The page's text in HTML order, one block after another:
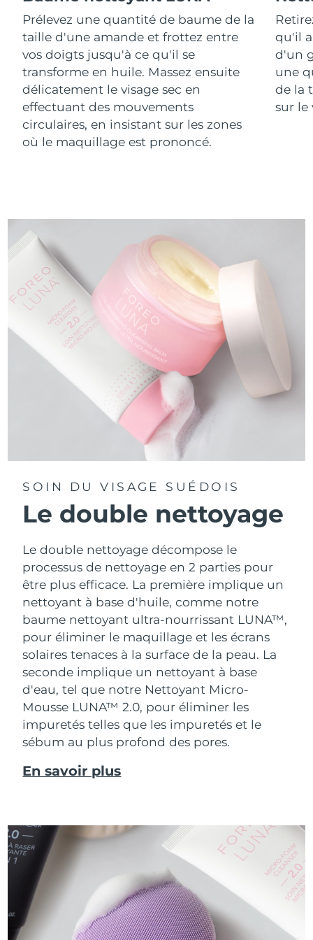
Prélevez une quantité de baume de la
taille d'une amande et frottez entre
vos doigts jusqu'à ce qu'il se
transforme en huile. Massez ensuite
délicatement le visage sec en
effectuant des mouvements
circulaires, en insistant sur les zones
où le maquillage est prononcé.
qu'il
d'un
une
de la
sur le
SOIN DU VISAGE SUÉDOIS
Le double nettoyage
Le double nettoyage décompose le
processus de nettoyage en 2 parties pour
être plus efficace. La première implique un
nettoyant à base d'huile, comme notre
baume nettoyant ultra-nourrissant LUNA™,
pour éliminer le maquillage et les écrans
solaires tenaces à la surface de la peau. La
seconde implique un nettoyant à base
d'eau, tel que notre Nettoyant Micro-
Mousse LUNA™ 2.0, pour éliminer les
impuretés telles que les impuretés et le
sébum au plus profond des pores.
En savoir plus